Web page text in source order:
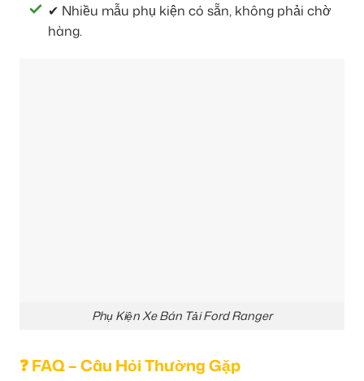
✔ Nhiều mẫu phụ kiện có sẵn, không phải chờ
hàng.
Phụ Kiện Xe Bán Tải Ford Ranger
❓ FAQ – Câu Hỏi Thường Gặp